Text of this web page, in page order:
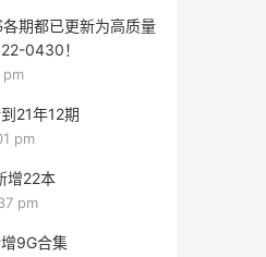
期都已更新为高质量
0430！
21年12期
pm
增22本
pm
9G合集